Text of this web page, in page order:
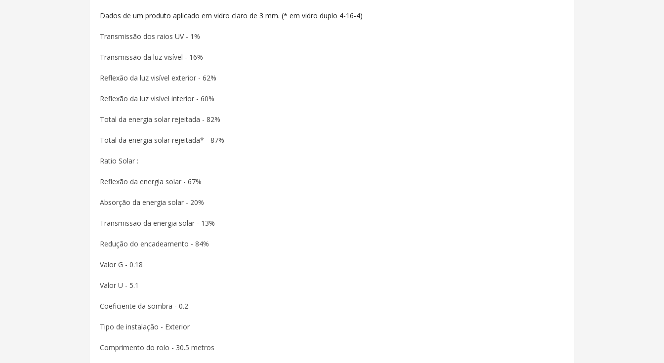
Dados de um produto aplicado em vidro claro de 3 mm. (* em vidro duplo 4-16-4)
Transmissão dos raios UV - 1%
Transmissão da luz visível - 16%
Reflexão da luz visível exterior - 62%
Reflexão da luz visível interior - 60%
Total da energia solar rejeitada - 82%
Total da energia solar rejeitada* - 87%
Ratio Solar :
Reflexão da energia solar - 67%
Absorção da energia solar - 20%
Transmissão da energia solar - 13%
Redução do encadeamento - 84%
Valor G - 0.18
Valor U - 5.1
Coeficiente da sombra - 0.2
Tipo de instalação - Exterior
Comprimento do rolo - 30.5 metros